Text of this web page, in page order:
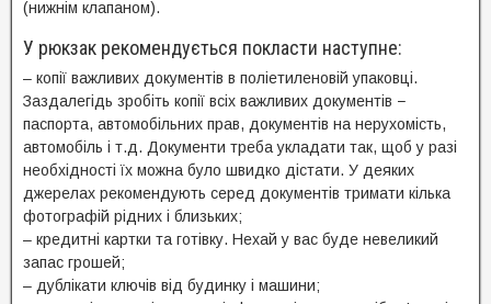
(нижнім клапаном).
У рюкзак рекомендується покласти наступне:
– копії важливих документів в поліетиленовій упаковці.
Заздалегідь зробіть копії всіх важливих документів −
паспорта, автомобільних прав, документів на нерухомість,
автомобіль і т.д. Документи треба укладати так, щоб у разі
необхідності їх можна було швидко дістати. У деяких
джерелах рекомендують серед документів тримати кілька
фотографій рідних і близьких;
– кредитні картки та готівку. Нехай у вас буде невеликий
запас грошей;
– дублікати ключів від будинку і машини;